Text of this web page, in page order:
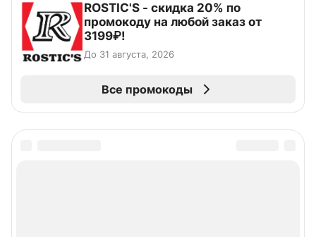
ROSTIC'S - скидка 20% по
промокоду на любой заказ от
3199₽!
До 31 августа, 2026
Все промокоды